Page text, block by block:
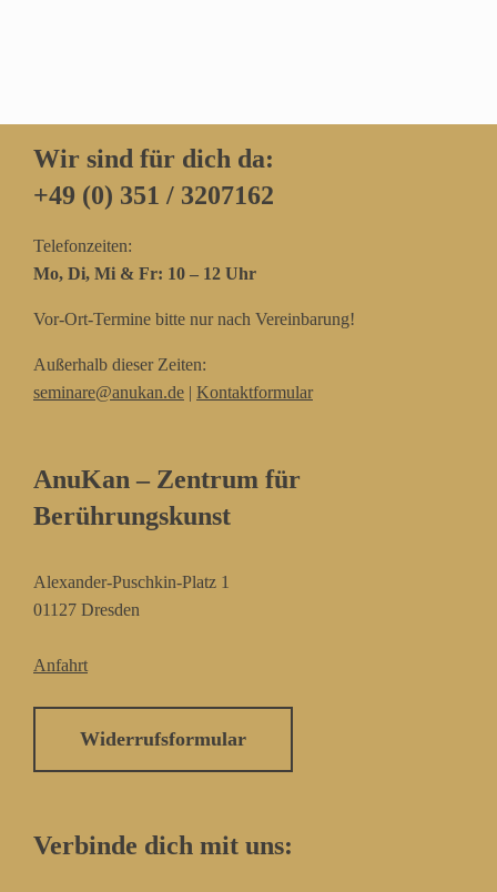
Wir sind für dich da:
+49 (0) 351 / 3207162‬
Telefonzeiten:
Mo, Di, Mi & Fr: 10 – 12 Uhr
Vor-Ort-Termine bitte nur nach Vereinbarung!
Außerhalb dieser Zeiten:
seminare@anukan.de | Kontaktformular
AnuKan – Zentrum für
Berührungskunst
Alexander-Puschkin-Platz 1
01127 Dresden
Anfahrt
Widerrufsformular
Verbinde dich mit uns: